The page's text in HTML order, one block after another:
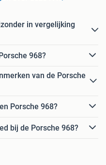
in vergelijking
968?
van de Porsche
Porsche 968?
bij de Porsche 968?